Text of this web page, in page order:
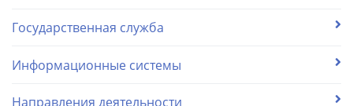
Государственная служба
Информационные системы
Направления деятельности